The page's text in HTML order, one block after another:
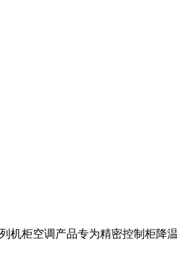
列机柜空调产品专为精密控制柜降温